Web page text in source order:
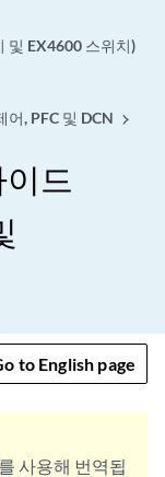
및 EX4600 스위치)
어, PFC 및 DCN
드
to English page
사용해 번역됩